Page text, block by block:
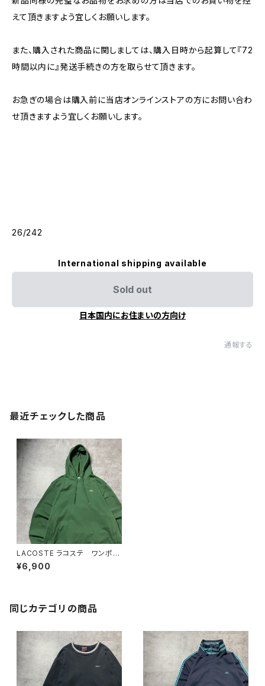
えて頂きますよう宜しくお願いします。
また、購入された商品に関しましては、購入日時から起算して『72
時間以内に』発送手続きの方を取らせて頂きます。
お急ぎの場合は購入前に当店オンラインストアの方にお問い合わ
せ頂きますよう宜しくお願いします。
26/242
International shipping available
Sold out
日本国内にお住まいの方向け
通報する
最近チェックした商品
LACOSTE ラコステ ワンポイ
ント ワニ サイドポケット グ
リーン スウェット パーカー
¥6,900
同じカテゴリの商品